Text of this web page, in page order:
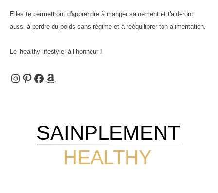
Elles te permettront d'apprendre à manger sainement et t'aideront
aussi à perdre du poids sans régime et à rééquilibrer ton alimentation.
Le ‘healthy lifestyle’ à l’honneur !
Instagram
Pinterest
Facebook
Amazon
HEALTHY
SAINPLEMENT